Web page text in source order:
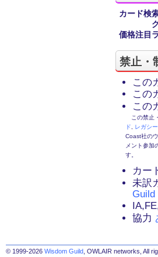
カード検
価格注目
禁止・
この
この
この
この禁止
ド
レガシー
Coast社の
メント参加
す。
カー
未訳
Guild
協力
© 1999-2026 Wisdom Guild , OWLAIR networks, All